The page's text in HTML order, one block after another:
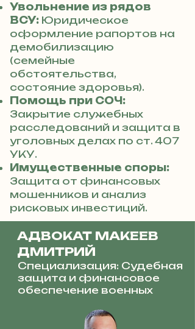
Увольнение из рядов
ВСУ: Юридическое
оформление рапортов на
демобилизацию
(семейные
обстоятельства,
состояние здоровья).
Помощь при СОЧ:
Закрытие служебных
расследований и защита в
уголовных делах по ст. 407
УКУ.
Имущественные споры:
Защита от финансовых
мошенников и анализ
рисковых инвестиций.
АДВОКАТ МАКЕЕВ
ДМИТРИЙ
Специализация: Судебная
защита и финансовое
обеспечение военных